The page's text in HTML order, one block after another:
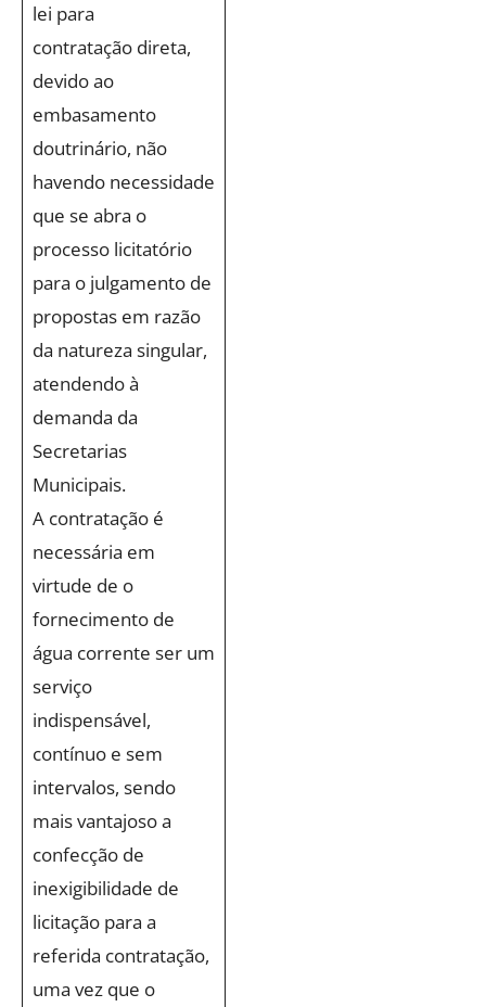
lei para
contratação direta,
devido ao
embasamento
doutrinário, não
havendo necessidade
que se abra o
processo licitatório
para o julgamento de
propostas em razão
da natureza singular,
atendendo à
demanda da
Secretarias
Municipais.
A contratação é
necessária em
virtude de o
fornecimento de
água corrente ser um
serviço
indispensável,
contínuo e sem
intervalos, sendo
mais vantajoso a
confecção de
inexigibilidade de
licitação para a
referida contratação,
uma vez que o